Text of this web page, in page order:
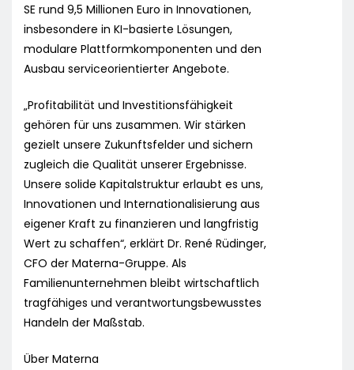
SE rund 9,5 Millionen Euro in Innovationen,
insbesondere in KI-basierte Lösungen,
modulare Plattformkomponenten und den
Ausbau serviceorientierter Angebote.
„Profitabilität und Investitionsfähigkeit
gehören für uns zusammen. Wir stärken
gezielt unsere Zukunftsfelder und sichern
zugleich die Qualität unserer Ergebnisse.
Unsere solide Kapitalstruktur erlaubt es uns,
Innovationen und Internationalisierung aus
eigener Kraft zu finanzieren und langfristig
Wert zu schaffen“, erklärt Dr. René Rüdinger,
CFO der Materna-Gruppe. Als
Familienunternehmen bleibt wirtschaftlich
tragfähiges und verantwortungsbewusstes
Handeln der Maßstab.
Über Materna